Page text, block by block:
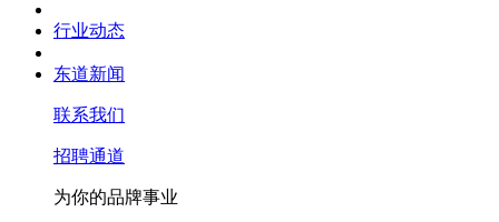
行业动态
东道新闻
联系我们
招聘通道
为你的品牌事业